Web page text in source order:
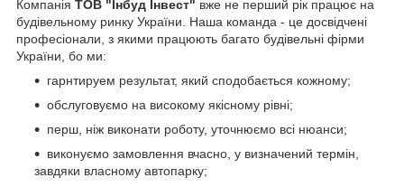
Компанія ТОВ "Інбуд Інвест" вже не перший рік працює на
будівельному ринку України. Наша команда - це досвідчені
професіонали, з якими працюють багато будівельні фірми
України, бо ми:
гарнтируем результат, який сподобається кожному;
обслуговуємо на високому якісному рівні;
перш, ніж виконати роботу, уточнюємо всі нюанси;
виконуємо замовлення вчасно, у визначений термін,
завдяки власному автопарку;